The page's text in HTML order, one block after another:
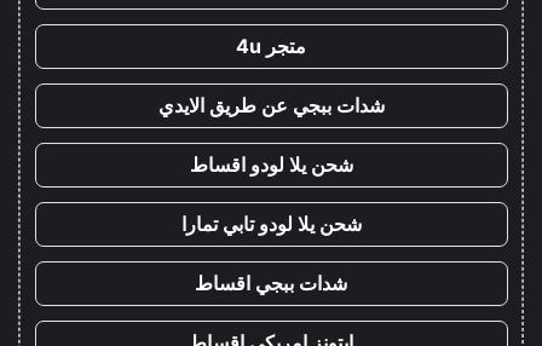
متجر 4u
شدات ببجي عن طريق الايدي
شحن يلا لودو اقساط
شحن يلا لودو تابي تمارا
شدات ببجي اقساط